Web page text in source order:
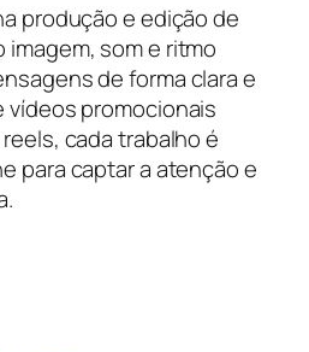
produção e edição de
som e ritmo
de forma clara e
vídeos promocionais
cada trabalho é
para captar a atenção e